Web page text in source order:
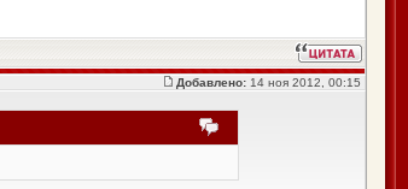
Добавлено: 14 ноя 2012, 00:15